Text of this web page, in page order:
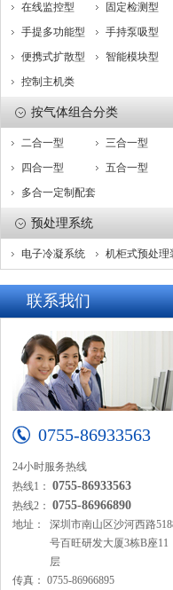
在线监控型
固定检测型
手提多功能型
手持泵吸型
便携式扩散型
智能模块型
控制主机类
按气体组合分类
二合一型
三合一型
四合一型
五合一型
多合一定制配套
预处理系统
电子冷凝系统
机柜式预处理
联系我们
0755-86933563
24小时服务热线
热线1： 0755-86933563
热线2： 0755-86966890
地址：
深圳市南山区沙河西路
号百旺研发大厦3栋B座11
层
传真： 0755-86966895
称：乙烯在线监测系统 产品